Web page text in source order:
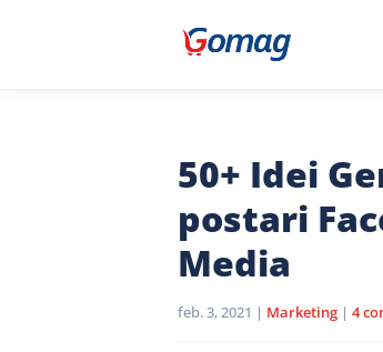
50+ Idei
postari
Media
feb. 3, 2021 | Marketing | 4